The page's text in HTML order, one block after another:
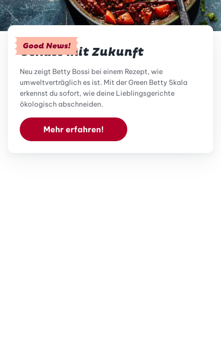
Good News!
Genuss mit Zukunft
Neu zeigt Betty Bossi bei einem Rezept, wie
umweltverträglich es ist. Mit der Green Betty Skala
erkennst du sofort, wie deine Lieblingsgerichte
ökologisch abschneiden.
Mehr erfahren!